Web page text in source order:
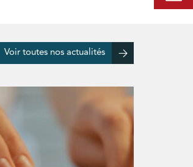
Voir toutes nos actualités